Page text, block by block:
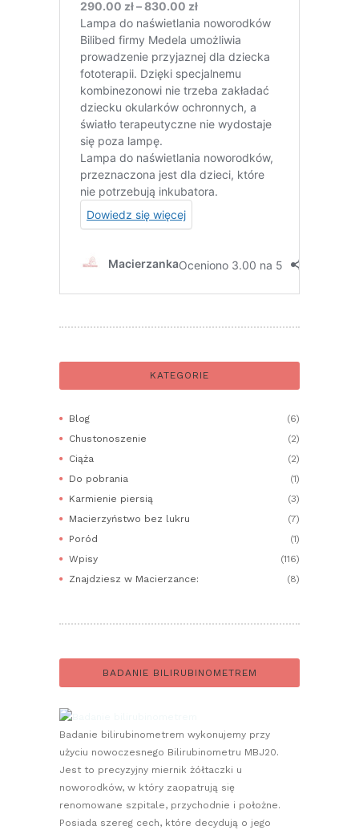
KATEGORIE
Blog
(6)
Chustonoszenie
(2)
Ciąża
(2)
Do pobrania
(1)
Karmienie piersią
(3)
Macierzyństwo bez lukru
(7)
Poród
(1)
Wpisy
(116)
Znajdziesz w Macierzance:
(8)
BADANIE BILIRUBINOMETREM
Badanie bilirubinometrem wykonujemy przy
użyciu nowoczesnego Bilirubinometru MBJ20.
Jest to precyzyjny miernik żółtaczki u
noworodków, w który zaopatrują się
renomowane szpitale, przychodnie i położne.
Posiada szereg cech, które decydują o jego